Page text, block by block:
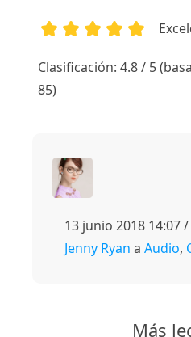
Clasificación: 4.8 / 5
85)
13 junio 2018 14:07
Jenny Ryan a Audio,
Más